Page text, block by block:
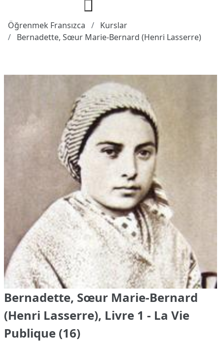
Öğrenmek Fransızca
Kurslar
Bernadette, Sœur Marie-Bernard (Henri Lasserre)
Bernadette, Sœur Marie-Bernard
(Henri Lasserre), Livre 1 - La Vie
Publique (16)